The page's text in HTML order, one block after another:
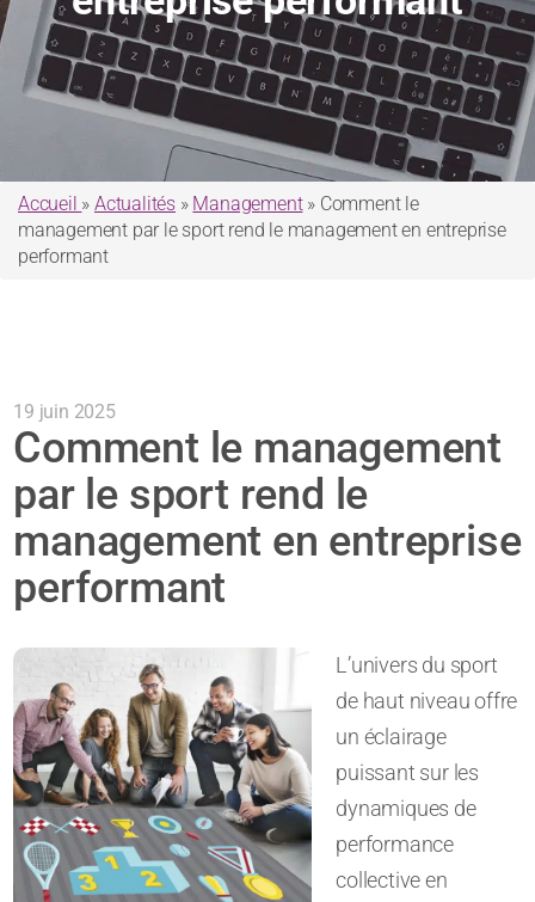
Accueil »Actualités » Management» Comment le
management par le sport rend le management en entreprise
performant
19 juin 2025
Comment le management
par le sport rend le
management en entreprise
performant
L’univers du sport
de haut niveau offre
un éclairage
puissant sur les
dynamiques de
performance
collective en